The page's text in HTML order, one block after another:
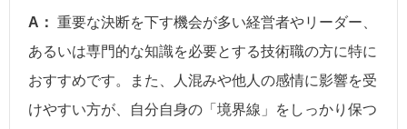
A： 重要な決断を下す機会が多い経営者やリーダー、
あるいは専門的な知識を必要とする技術職の方に特に
おすすめです。また、人混みや他人の感情に影響を受
けやすい方が、自分自身の「境界線」をしっかり保つ